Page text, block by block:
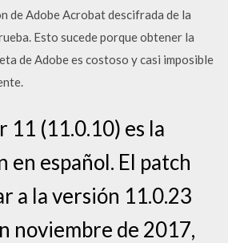
de Adobe Acrobat descifrada de la
Esto sucede porque obtener la
de Adobe es costoso y casi imposible
11 (11.0.10) es la
en español. El patch
a la versión 11.0.23
noviembre de 2017,